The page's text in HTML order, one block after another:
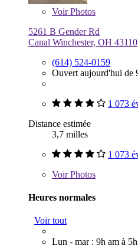
VoirPhotos
5261 B Gender Rd
Canal Winchester, OH 43110
(614) 524-0159
Ouvert aujourd'hui de
1 073
Distance estimée
3,7 milles
1 073
VoirPhotos
Heures normales
Voir tout
Lun - mar : 9h am à